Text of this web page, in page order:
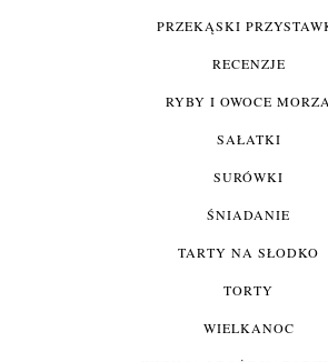
PRZEKĄSKI
RECENZJE
RYBY I OWOCE MORZA
SAŁATKI
SURÓWKI
ŚNIADANIE
TARTY NA SŁODKO
TORTY
WIELKANOC